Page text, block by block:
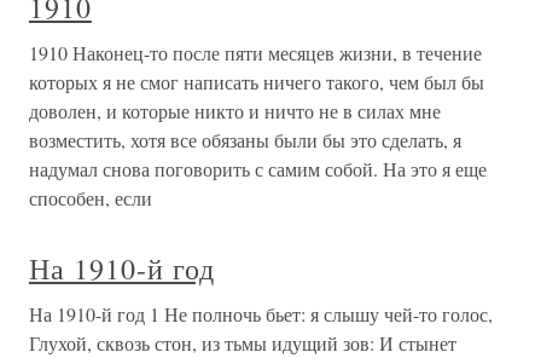
1910 Наконец-то после пяти месяцев жизни, в течение
которых я не смог написать ничего такого, чем был бы
доволен, и которые никто и ничто не в силах мне
возместить, хотя все обязаны были бы это сделать, я
надумал снова поговорить с самим собой. На это я еще
способен, если
На 1910-й год
На 1910-й год 1 Не полночь бьет: я слышу чей-то голос,
Глухой, сквозь стон, из тьмы идущий зов: И стынет